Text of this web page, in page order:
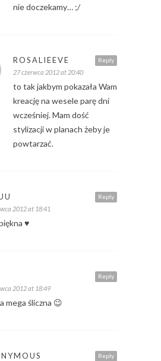
nie doczekamy… ;/
Reply
ROSALIEEVE
27 czerwca 2012 at 20:40
to tak jakbym pokazała Wam
kreację na wesele parę dni
wcześniej. Mam dość
stylizacji w planach żeby je
powtarzać.
Reply
2012 at 18:41
♥
Reply
2012 at 18:49
mega śliczna 😉
Reply